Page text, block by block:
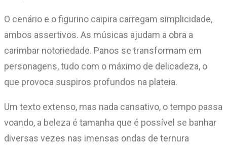
O cenário e o figurino caipira carregam simplicidade,
ambos assertivos. As músicas ajudam a obra a
carimbar notoriedade. Panos se transformam em
personagens, tudo com o máximo de delicadeza, o
que provoca suspiros profundos na plateia.
Um texto extenso, mas nada cansativo, o tempo passa
voando, a beleza é tamanha que é possível se banhar
diversas vezes nas imensas ondas de ternura